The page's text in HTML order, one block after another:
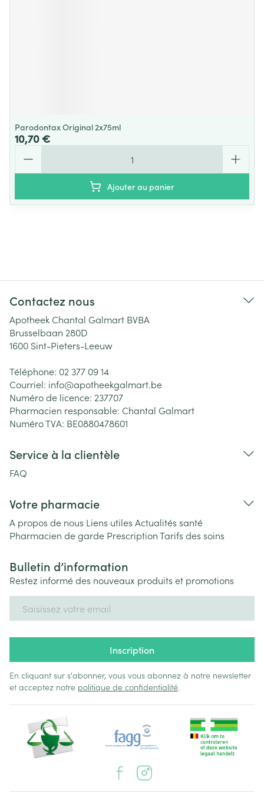
Parodontax Original 2x75ml
10,70 €
Ajouter au panier
Contactez nous
Apotheek Chantal Galmart BVBA
Brusselbaan 280D
1600 Sint-Pieters-Leeuw
Téléphone: 02 377 09 14
Courriel: info@apotheekgalmart.be
Numéro de licence: 237707
Pharmacien responsable: Chantal Galmart
Numéro TVA: BE0880478601
Service à la clientèle
FAQ
Votre pharmacie
A propos de nous Liens utiles Actualités santé
Pharmacien de garde PrescriptionTarifs des soins
Bulletin d’information
Restez informé des nouveaux produits et promotions
Inscription
En cliquant sur s'abonner, vous vous abonnez à notre newsletter
et acceptez notre politique de confidentialité.